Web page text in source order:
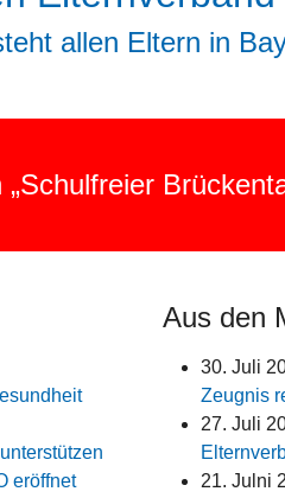
allen Eltern in
eröffnet
Aus den
30. Juli
Zeugnis
27. Juli
21. Julni